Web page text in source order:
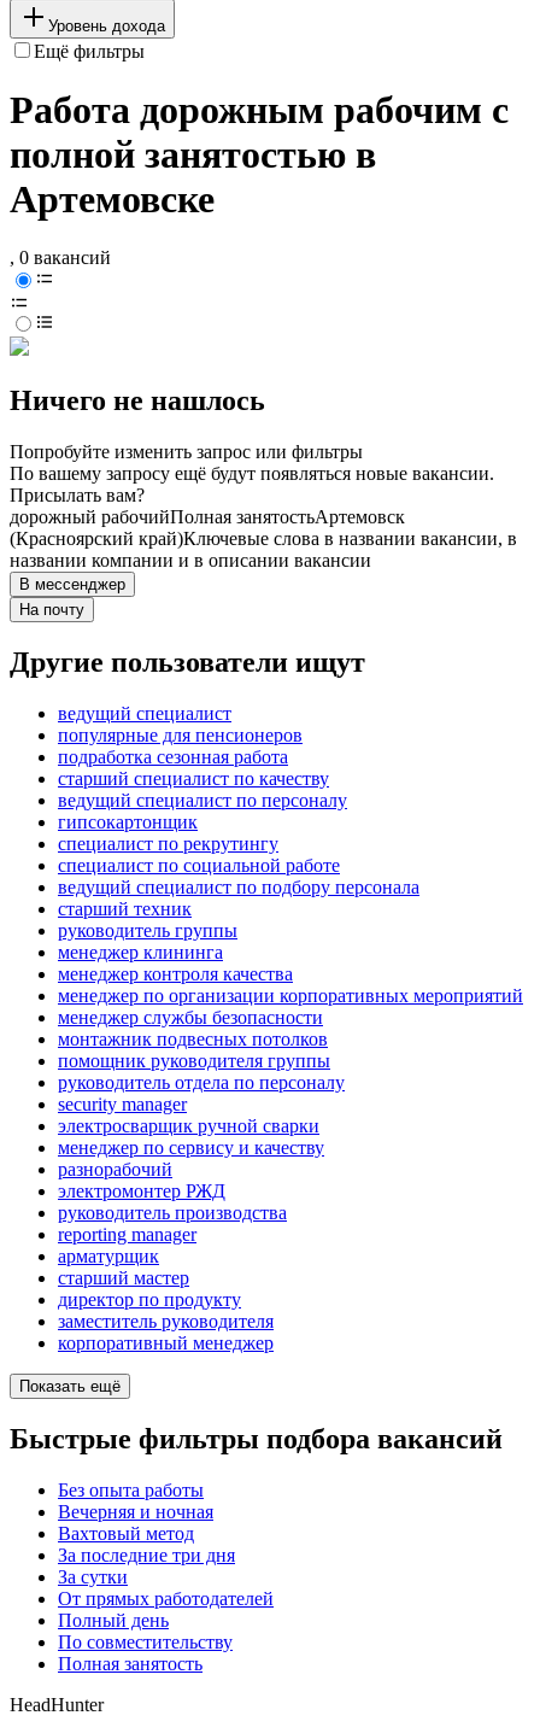
Уровень дохода
Ещё фильтры
Работа дорожным рабочим с
полной занятостью в
Артемовске
, 0 вакансий
Ничего не нашлось
Попробуйте изменить запрос или фильтры
По вашему запросу ещё будут появляться новые вакансии.
Присылать вам?
дорожный рабочийПолная занятостьАртемовск
(Красноярский край)Ключевые слова в названии вакансии, в
названии компании и в описании вакансии
В мессенджер
На почту
Другие пользователи ищут
ведущий специалист
популярные для пенсионеров
подработка сезонная работа
старший специалист по качеству
ведущий специалист по персоналу
гипсокартонщик
специалист по рекрутингу
специалист по социальной работе
ведущий специалист по подбору персонала
старший техник
руководитель группы
менеджер клининга
менеджер контроля качества
менеджер по организации корпоративных мероприятий
менеджер службы безопасности
монтажник подвесных потолков
помощник руководителя группы
руководитель отдела по персоналу
security manager
электросварщик ручной сварки
менеджер по сервису и качеству
разнорабочий
электромонтер РЖД
руководитель производства
reporting manager
арматурщик
старший мастер
директор по продукту
заместитель руководителя
корпоративный менеджер
Показать ещё
Быстрые фильтры подбора вакансий
Без опыта работы
Вечерняя и ночная
Вахтовый метод
За последние три дня
За сутки
От прямых работодателей
Полный день
По совместительству
Полная занятость
HeadHunter